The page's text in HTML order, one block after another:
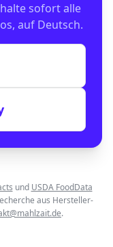
sofort alle
auf Deutsch.
und USDA FoodData
aus Hersteller-
.